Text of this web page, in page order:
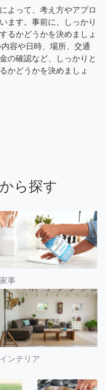
よって、考え方やアプロ
ます。事前に、しっかり
るかどうかを決めましょ
容や日時、場所、交通
の確認など、しっかりと
かどうかを決めましょ
ら探す
家事
インテリア